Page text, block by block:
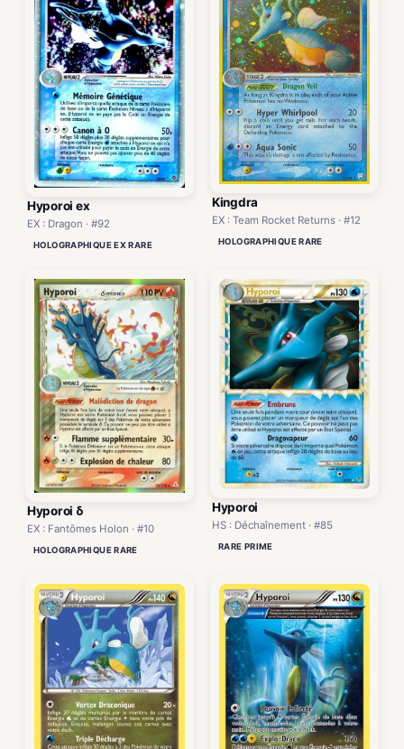
Hyporoi ex
EX : Dragon · #92
HOLOGRAPHIQUE EX RARE
Kingdra
EX : Team Rocket Returns · #12
HOLOGRAPHIQUE RARE
Hyporoi δ
EX : Fantômes Holon · #10
HOLOGRAPHIQUE RARE
Hyporoi
HS : Déchaînement · #85
RARE PRIME